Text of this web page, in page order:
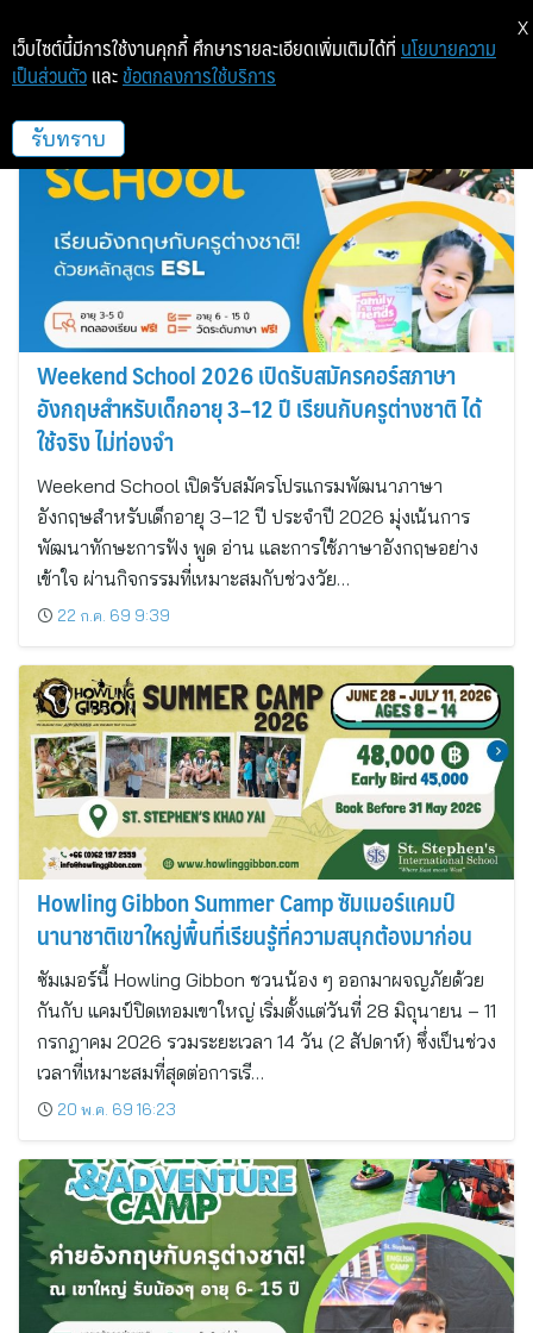
โรงเรียนนานาชาติเซนต์สตีเฟ่นส์
Weekend School 2026 เปิดรับสมัครคอร์สภาษา
อังกฤษสำหรับเด็กอายุ 3–12 ปี เรียนกับครูต่างชาติ ได้
ใช้จริง ไม่ท่องจำ
Weekend School เปิดรับสมัครโปรแกรมพัฒนาภาษา
อังกฤษสำหรับเด็กอายุ 3–12 ปี ประจำปี 2026 มุ่งเน้นการ
พัฒนาทักษะการฟัง พูด อ่าน และการใช้ภาษาอังกฤษอย่าง
เข้าใจ ผ่านกิจกรรมที่เหมาะสมกับช่วงวัย…
22 ก.ค. 69 9:39
Howling Gibbon Summer Camp ซัมเมอร์แคมป์
นานาชาติเขาใหญ่พื้นที่เรียนรู้ที่ความสนุกต้องมาก่อน
ซัมเมอร์นี้ Howling Gibbon ชวนน้อง ๆ ออกมาผจญภัยด้วย
กันกับ แคมป์ปิดเทอมเขาใหญ่ เริ่มตั้งแต่วันที่ 28 มิถุนายน – 11
กรกฎาคม 2026 รวมระยะเวลา 14 วัน (2 สัปดาห์) ซึ่งเป็นช่วง
เวลาที่เหมาะสมที่สุดต่อการเรี…
20 พ.ค. 69 16:23
เว็บไซต์นี้มีการใช้งานคุกกี้ ศึกษารายละเอียดเพิ่มเติมได้ที่ นโยบายความ
เป็นส่วนตัว และ ข้อตกลงการใช้บริการ
รับทราบ
X